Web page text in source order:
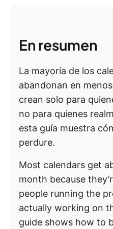
En resumen
La mayoría de los
abandonan en
crean solo para
no para quienes
esta guía muestra
perdure.
Most calendars get
month because
people running the
actually working on
guide shows how to